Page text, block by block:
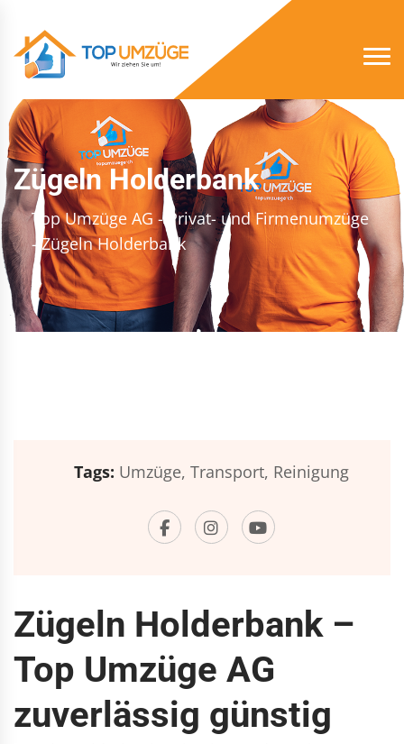
Zügeln Holderbank
Top Umzüge AG - Privat- und Firmenumzüge
- Zügeln Holderbank
Tags: Umzüge, Transport, Reinigung
Zügeln Holderbank –
Top Umzüge AG
zuverlässig günstig